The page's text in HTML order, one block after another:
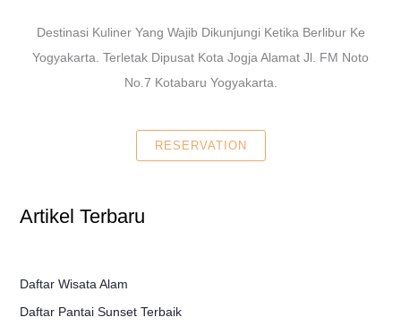
Destinasi Kuliner Yang Wajib Dikunjungi Ketika Berlibur Ke
Yogyakarta. Terletak Dipusat Kota Jogja Alamat Jl. FM Noto
No.7 Kotabaru Yogyakarta.
RESERVATION
Artikel Terbaru
Daftar Wisata Alam
Daftar Pantai Sunset Terbaik